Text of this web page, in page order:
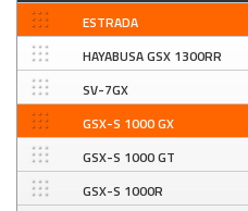
ESTRADA
HAYABUSA GSX 1300RR
SV-7GX
GSX-S 1000 GX
GSX-S 1000 GT
GSX-S 1000R